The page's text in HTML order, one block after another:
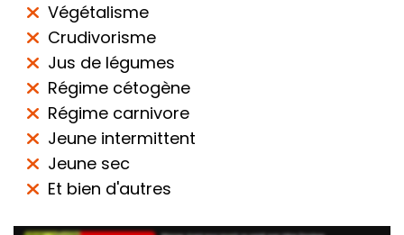
Végétalisme
Crudivorisme
Jus de légumes
Régime cétogène
Régime carnivore
Jeune intermittent
Jeune sec
Et bien d'autres